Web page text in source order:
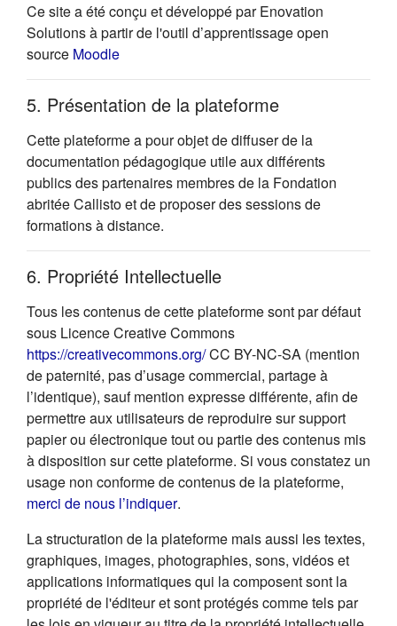
Ce site a été conçu et développé par Enovation
Solutions à partir de l'outil d’apprentissage open
source Moodle(s'ouvre dans un nouvel onglet)
5. Présentation de la plateforme
Cette plateforme a pour objet de diffuser de la
documentation pédagogique utile aux différents
publics des partenaires membres de la Fondation
abritée Callisto et de proposer des sessions de
formations à distance.
6. Propriété Intellectuelle
Tous les contenus de cette plateforme sont par défaut
sous Licence Creative Commons
https://creativecommons.org/(s'ouvre dans un nouvel
CC BY-NC-SA (mention
de paternité, pas d’usage commercial, partage à
l’identique), sauf mention expresse différente, afin de
permettre aux utilisateurs de reproduire sur support
papier ou électronique tout ou partie des contenus mis
à disposition sur cette plateforme. Si vous constatez un
usage non conforme de contenus de la plateforme,
merci de nous l’indiquer(s'ouvre dans un nouvel onglet)
.
La structuration de la plateforme mais aussi les textes,
graphiques, images, photographies, sons, vidéos et
applications informatiques qui la composent sont la
propriété de l'éditeur et sont protégés comme tels par